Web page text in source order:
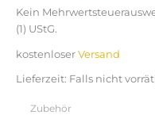
Kein
(1) UStG.
kostenloserVersand
Lieferzeit: Falls nicht
Zubehör